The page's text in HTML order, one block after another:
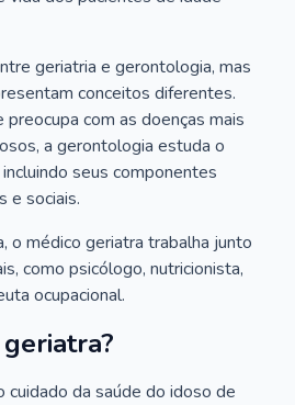
geriatria e gerontologia, mas
conceitos diferentes.
com as doenças mais
a gerontologia estuda o
seus componentes
e sociais.
o médico geriatra trabalha junto
como psicólogo, nutricionista,
ocupacional.
cuidado da saúde do idoso de